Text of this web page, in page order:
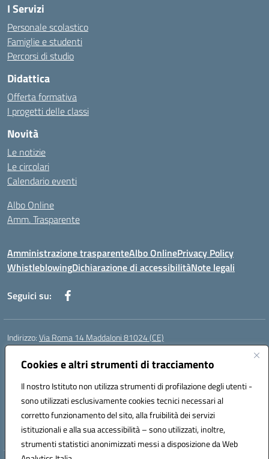
Cookies e altri strumenti di tracciamento
Il nostro Istituto non utilizza strumenti di profilazione degli utenti -
sono utilizzati esclusivamente cookies tecnici necessari al
corretto funzionamento del sito, alla fruibilità dei servizi
istituzionali e alla sua accessibilità – sono utilizzati, inoltre,
strumenti statistici anonimizzati messi a disposizione da Web
I Servizi
Personale scolastico
Famiglie e studenti
Percorsi di studio
Didattica
Offerta formativa
I progetti delle classi
Novità
Le notizie
Le circolari
Calendario eventi
Albo Online
Amm. Trasparente
Amministrazione trasparenteAlbo OnlinePrivacy Policy
WhistleblowingDichiarazione di accessibilitàNote legali
Seguici su:
Indirizzo:Via Roma 14 Maddaloni 81024 (CE)
Centralino:
Posta elettronica certificata (PEC):ceic8an00r@pec.istruzione.it
Codice fiscale: 80006190617
Codice meccanografico:CEIC8AN00R
Codice Indice delle Pubbliche Amministrazioni (IPA): icmvce
Codice unico di fatturazione (CUF): UFORSV